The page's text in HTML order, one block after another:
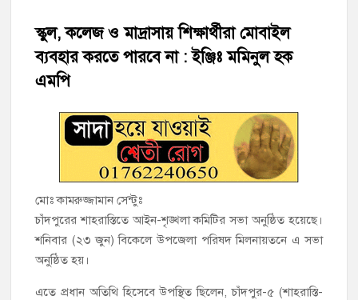
হাজীগঞ্জে অস্বাস্থ্যকর পরিবেশে খাবার প্রস্তুত: ২ হোটেলকে ৪৫ হাজার
টাকা জরিমানা
হাজীগঞ্জে ৬ বছরের শিশুকে ধর্ষণের অভিযোগে কেয়ারটেকার আটক
হাজীগঞ্জের রাজারগাঁও উবিতে জুলাই গণঅভ্যুত্থান দিবস পালন
হাজীগঞ্জ সরকারি মডেল পাইলট হাই স্কুল অ্যান্ড কলেজে ‘জুলাই
গণঅভ্যুত্থান দিবস’ পালিত
‘জনগণের ভোটে নির্বাচিত হয়ে ফরিদগঞ্জের উন্নয়নে কাজ করছি’ :
আলহাজ্ব এমএ হান্নান এমপি
স্কুল, কলেজ ও মাদ্রাসায় শিক্ষার্থীরা মোবাইল
ব্যবহার করতে পারবে না : ইঞ্জিঃ মমিনুল হক
এমপি
মোঃ কামরুজ্জামান সেন্টুঃ
চাঁদপুরের শাহরাস্তিতে আইন-শৃঙ্খলা কমিটির সভা অনুষ্ঠিত হয়েছে।
শনিবার (২৩ জুন) বিকেলে উপজেলা পরিষদ মিলনায়তনে এ সভা
অনুষ্ঠিত হয়।
এতে প্রধান অতিথি হিসেবে উপস্থিত ছিলেন, চাঁদপুর-৫ (শাহরাস্তি-